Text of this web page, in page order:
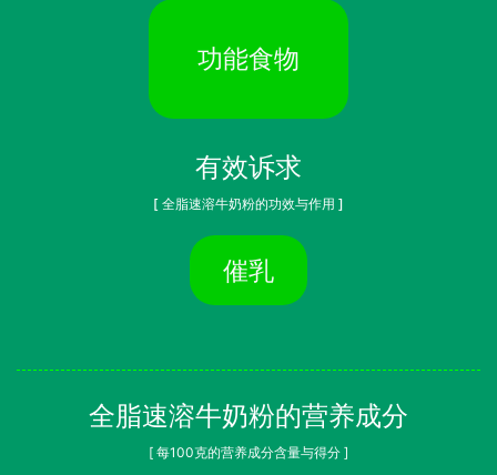
功能食物
有效诉求
[ 全脂速溶牛奶粉的功效与作用 ]
催乳
全脂速溶牛奶粉的营养成分
[ 每100克的营养成分含量与得分 ]